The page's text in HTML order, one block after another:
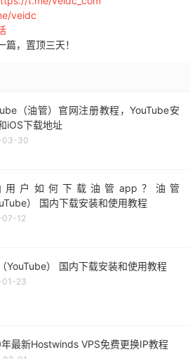
veidc
篇，置顶三天！
（油管）官网注册教程，YouTube安
iOS下载地址
03-30
用户如何下载油管app？油管
） 国内下载安装和使用教程
12
YouTube） 国内下载安装和使用教程
01-23
最新Hostwinds VPS免费更换IP教程